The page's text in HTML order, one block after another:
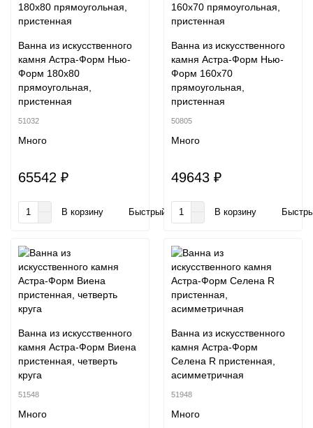
Ванна из искусственного
камня Астра-Форм Нью-
Форм 180x80
прямоугольная,
пристенная
51032
Много
65542 ₽
В корзину Быстрый заказ
Ванна из искусственного
камня Астра-Форм Нью-
Форм 160x70
прямоугольная,
пристенная
50805
Много
49643 ₽
В корзину
Ванна из искусственного
камня Астра-Форм Виена
пристенная, четверть
круга
51548
Много
Ванна из искусственного
камня Астра-Форм
Селена R пристенная,
асимметричная
51948
Много